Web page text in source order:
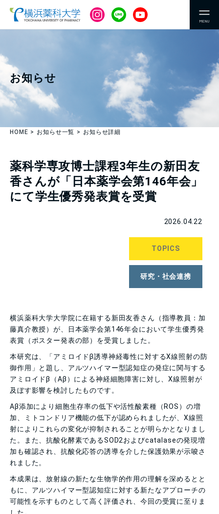
MENU
お知らせ
HOME お知らせ一覧 お知らせ詳細
薬科学専攻博士課程3年生の新田友
香さんが「日本薬学会第146年会」
にて学生優秀発表賞を受賞
横浜薬科大学大学院に在籍する新田友香さん（指導教員：加
藤真介教授）が、日本薬学会第146年会において学生優秀発
表賞（ポスター発表の部）を受賞しました。
本研究は、「アミロイドβ誘導神経毒性に対するX線照射の防
御作用」と題し、アルツハイマー型認知症の発症に関与する
アミロイドβ（Aβ）による神経細胞障害に対し、X線照射が
及ぼす影響を検討したものです。
Aβ添加により細胞生存率の低下や活性酸素種（ROS）の増
加、ミトコンドリア機能の低下が認められましたが、X線照
射によりこれらの変化が抑制されることが明らかとなりまし
た。また、抗酸化酵素であるSOD2およびcatalaseの発現増
加も確認され、抗酸化応答の誘導を介した保護効果が示唆さ
れました。
本成果は、放射線の新たな生物学的作用の理解を深めるとと
もに、アルツハイマー型認知症に対する新たなアプローチの
可能性を示すものとして高く評価され、今回の受賞に至りま
2026.04.22
TOPICS
研究・社会連携